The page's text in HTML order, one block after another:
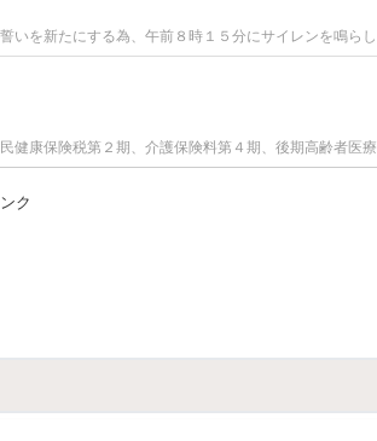
いを新たにする為、午前８時１５分にサイレンを鳴らし
健康保険税第２期、介護保険料第４期、後期高齢者医療
ク